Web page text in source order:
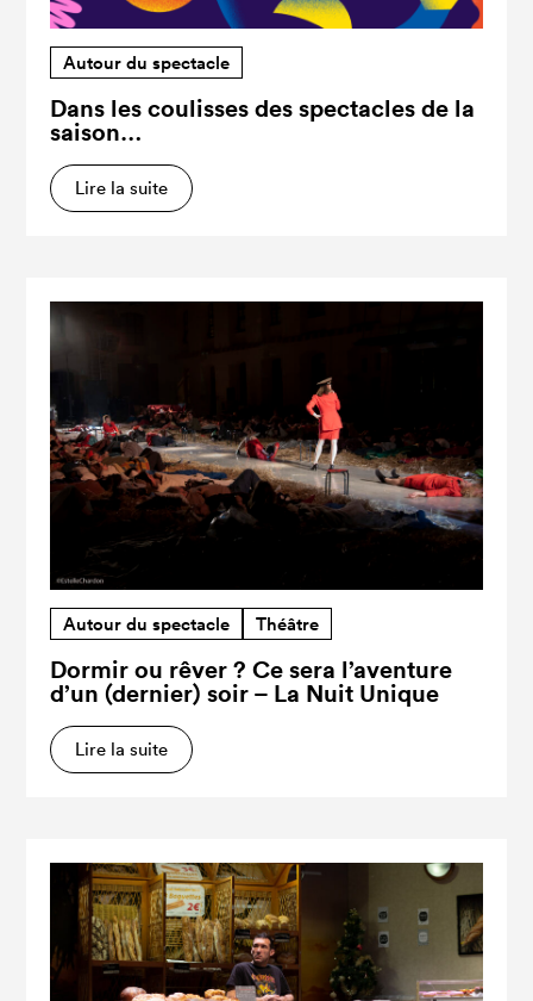
Autour du spectacle
Dans les coulisses des spectacles de la
saison…
Lire la suite
Autour du spectacle Théâtre
Dormir ou rêver ? Ce sera l’aventure
d’un (dernier) soir – La Nuit Unique
Lire la suite